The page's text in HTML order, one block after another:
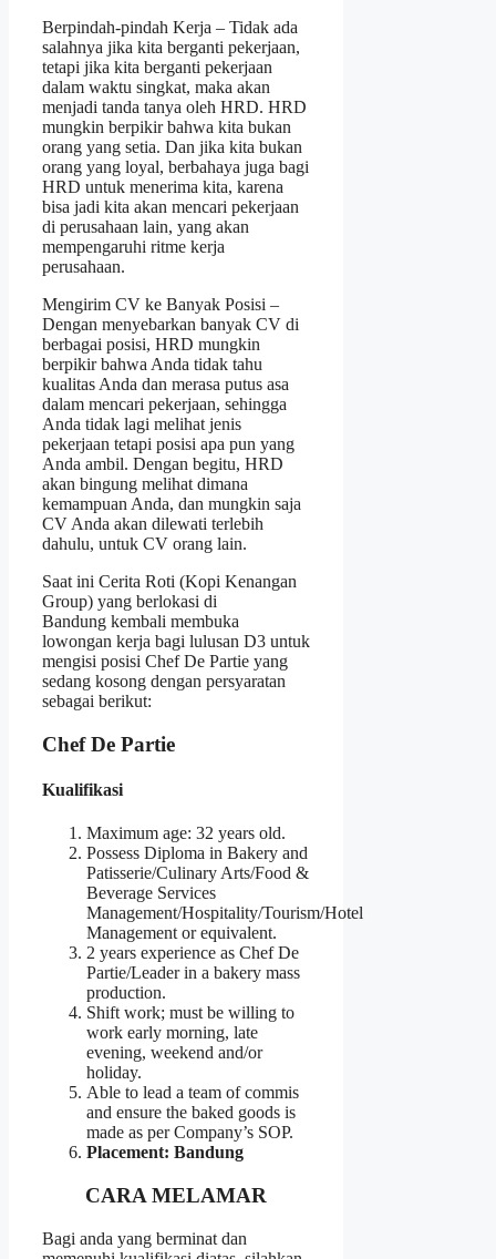
Berpindah-pindah Kerja – Tidak ada
salahnya jika kita berganti pekerjaan,
tetapi jika kita berganti pekerjaan
dalam waktu singkat, maka akan
menjadi tanda tanya oleh HRD. HRD
mungkin berpikir bahwa kita bukan
orang yang setia. Dan jika kita bukan
orang yang loyal, berbahaya juga bagi
HRD untuk menerima kita, karena
bisa jadi kita akan mencari pekerjaan
di perusahaan lain, yang akan
mempengaruhi ritme kerja
perusahaan.
Mengirim CV ke Banyak Posisi –
Dengan menyebarkan banyak CV di
berbagai posisi, HRD mungkin
berpikir bahwa Anda tidak tahu
kualitas Anda dan merasa putus asa
dalam mencari pekerjaan, sehingga
Anda tidak lagi melihat jenis
pekerjaan tetapi posisi apa pun yang
Anda ambil. Dengan begitu, HRD
akan bingung melihat dimana
kemampuan Anda, dan mungkin saja
CV Anda akan dilewati terlebih
dahulu, untuk CV orang lain.
Saat ini Cerita Roti (Kopi Kenangan
Group) yang berlokasi di
Bandung kembali membuka
lowongan kerja bagi lulusan D3 untuk
mengisi posisi Chef De Partie yang
sedang kosong dengan persyaratan
sebagai berikut:
Chef De Partie
Kualifikasi
Maximum age: 32 years old.
Possess Diploma in Bakery and
Patisserie/Culinary Arts/Food &
Beverage Services
Management/Hospitality/Tourism/Hotel
Management or equivalent.
2 years experience as Chef De
Partie/Leader in a bakery mass
production.
Shift work; must be willing to
work early morning, late
evening, weekend and/or
holiday.
Able to lead a team of commis
and ensure the baked goods is
made as per Company’s SOP.
Placement: Bandung
CARA MELAMAR
Bagi anda yang berminat dan